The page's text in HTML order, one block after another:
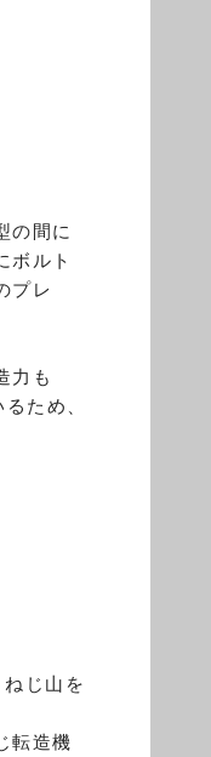
の間に
ボルト
プレ
力も
ため、
じ山を
転造機